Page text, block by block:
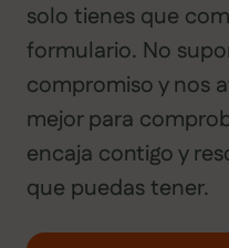
solo tienes que
formulario. No
compromiso y nos
mejor para
encaja contigo y
que puedas tener.